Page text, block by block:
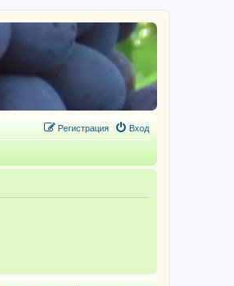
Вход
Регистрация